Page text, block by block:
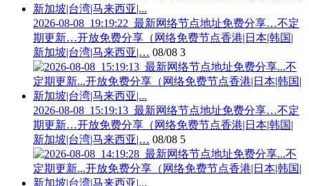
2026-08-08_19:19:22_最新网络节点地址免费分享…不定
期更新…开放免费分享（网络免费节点香港|日本|韩国|
新加坡|台湾|马来西亚|… 08/08 3
2026-08-08_15:19:13_最新网络节点地址免费分享…不定
期更新…开放免费分享（网络免费节点香港|日本|韩国|
新加坡|台湾|马来西亚|… 08/08 5